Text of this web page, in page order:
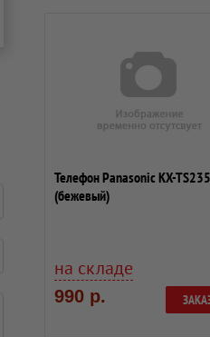
Телефон Panasonic KX-
(бежевый)
на складе
990 р.